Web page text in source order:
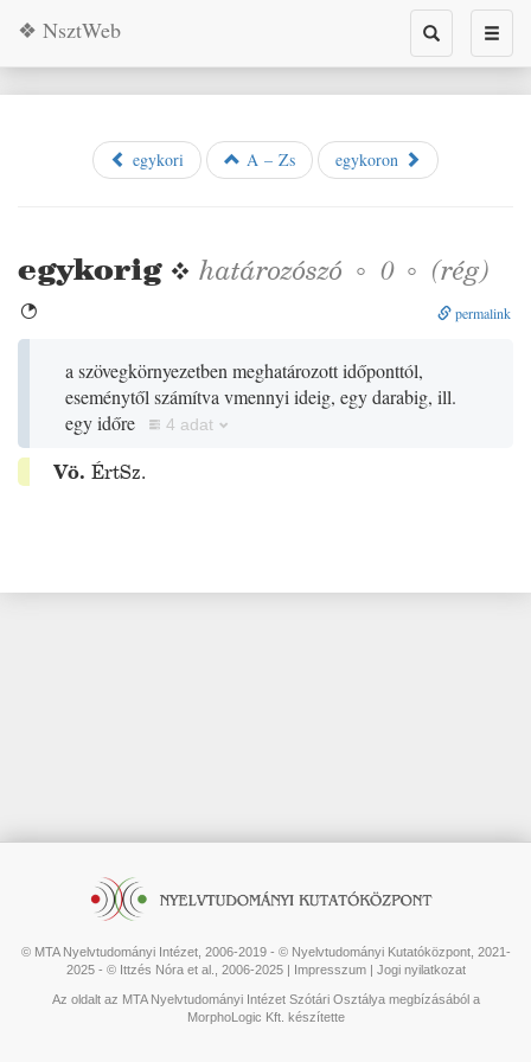
Toggle
search
❖ NsztWeb
egykori A – Zs egykoron
egykorig❖ határozószó ◦ 0◦ (rég)
 permalink
a szövegkörnyezetben meghatározott időponttól,
eseménytől számítva vmennyi ideig, egy darabig, ill.
egy időre
4 adat
Vö. ÉrtSz.
© MTA Nyelvtudományi Intézet, 2006-2019 - © Nyelvtudományi Kutatóközpont, 2021-
2025 - © Ittzés Nóra et al., 2006-2025 | Impresszum| Jogi nyilatkozat
Az oldalt az MTA Nyelvtudományi Intézet Szótári Osztálya megbízásából a
MorphoLogic Kft. készítette